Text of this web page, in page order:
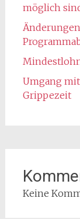
möglich
Umgang
Grippezeit
Keine